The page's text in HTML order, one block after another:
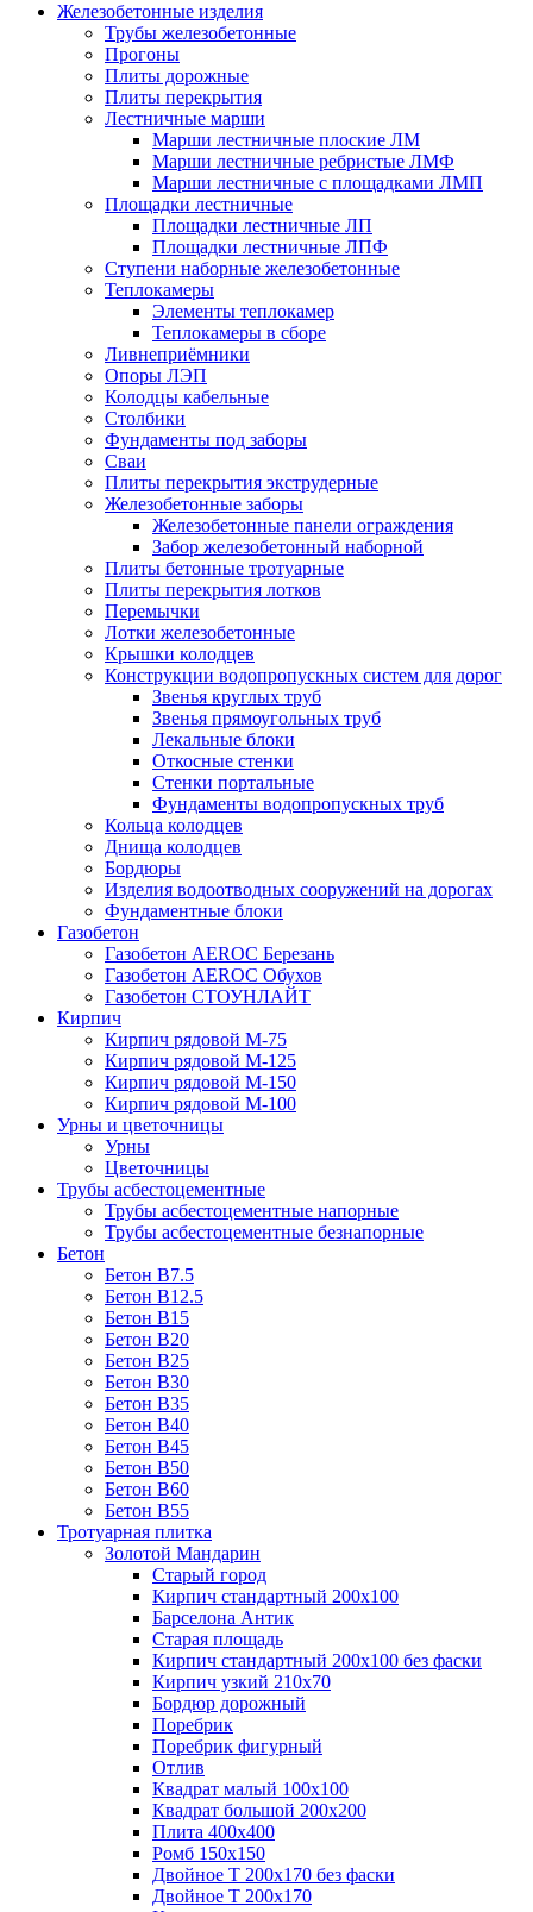
Железобетонные изделия
Трубы железобетонные
Прогоны
Плиты дорожные
Плиты перекрытия
Лестничные марши
Марши лестничные плоские ЛМ
Марши лестничные ребристые ЛМФ
Марши лестничные с площадками ЛМП
Площадки лестничные
Площадки лестничные ЛП
Площадки лестничные ЛПФ
Ступени наборные железобетонные
Теплокамеры
Элементы теплокамер
Теплокамеры в сборе
Ливнеприёмники
Опоры ЛЭП
Колодцы кабельные
Столбики
Фундаменты под заборы
Сваи
Плиты перекрытия экструдерные
Железобетонные заборы
Железобетонные панели ограждения
Забор железобетонный наборной
Плиты бетонные тротуарные
Плиты перекрытия лотков
Перемычки
Лотки железобетонные
Крышки колодцев
Конструкции водопропускных систем для дорог
Звенья круглых труб
Звенья прямоугольных труб
Лекальные блоки
Откосные стенки
Стенки портальные
Фундаменты водопропускных труб
Кольца колодцев
Днища колодцев
Бордюры
Изделия водоотводных сооружений на дорогах
Фундаментные блоки
Газобетон
Газобетон АEROC Березань
Газобетон АEROC Обухов
Газобетон СТОУНЛАЙТ
Кирпич
Кирпич рядовой М-75
Кирпич рядовой М-125
Кирпич рядовой М-150
Кирпич рядовой М-100
Урны и цветочницы
Урны
Цветочницы
Трубы асбестоцементные
Трубы асбестоцементные напорные
Трубы асбестоцементные безнапорные
Бетон
Бетон B7.5
Бетон B12.5
Бетон B15
Бетон B20
Бетон B25
Бетон B30
Бетон B35
Бетон B40
Бетон B45
Бетон B50
Бетон B60
Бетон B55
Тротуарная плитка
Золотой Мандарин
Старый город
Кирпич стандартный 200х100
Барселона Антик
Старая площадь
Кирпич стандартный 200х100 без фаски
Кирпич узкий 210х70
Бордюр дорожный
Поребрик
Поребрик фигурный
Отлив
Квадрат малый 100х100
Квадрат большой 200х200
Плита 400х400
Ромб 150х150
Двойное Т 200х170 без фаски
Двойное Т 200х170